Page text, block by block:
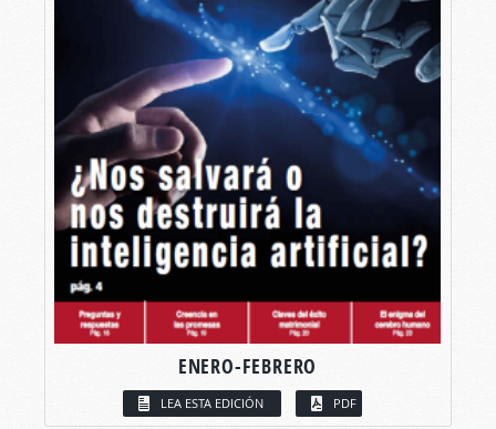
ENERO-FEBRERO
LEA ESTA EDICIÓN PDF